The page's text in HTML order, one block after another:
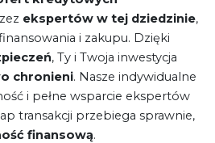
ekspertów w tej dziedzinie,
i zakupu. Dzięki
, Ty i Twoja inwestycja
chronieni. Nasze indywidualne
i pełne wsparcie ekspertów
transakcji przebiega sprawnie,
finansową.